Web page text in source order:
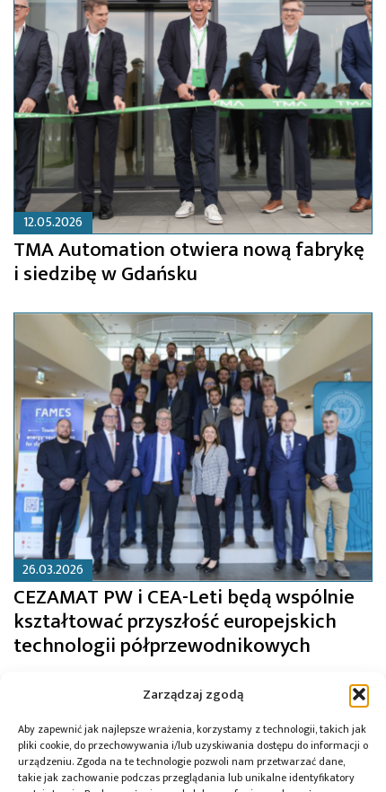
Zarządzaj zgodą
Aby zapewnić jak najlepsze wrażenia, korzystamy z technologii, takich jak
pliki cookie, do przechowywania i/lub uzyskiwania dostępu do informacji o
urządzeniu. Zgoda na te technologie pozwoli nam przetwarzać dane,
takie jak zachowanie podczas przeglądania lub unikalne identyfikatory
12.05.2026
TMA Automation otwiera nową fabrykę
i siedzibę w Gdańsku
26.03.2026
CEZAMAT PW i CEA-Leti będą wspólnie
kształtować przyszłość europejskich
technologii półprzewodnikowych